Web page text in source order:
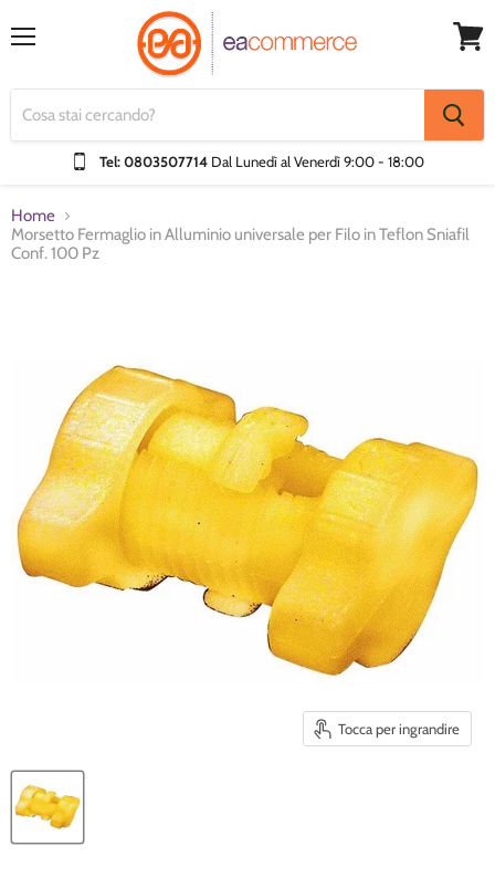
Tel: 0803507714 Dal Lunedì al Venerdì9:00 - 18:00
Home
Morsetto Fermaglio in Alluminio universale per Filo in Teflon Sniafil
Conf. 100 Pz
Tocca per ingrandire